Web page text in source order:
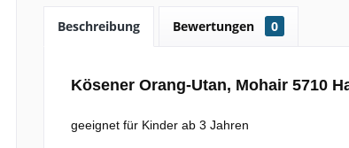
Beschreibung Bewertungen 0
Kösener Orang-Utan, Mohair 5710
geeignet für Kinder ab 3 Jahren